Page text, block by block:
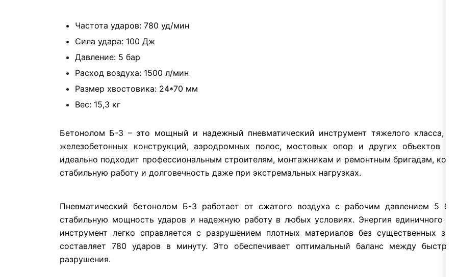
Частота ударов: 780 уд/мин
Сила удара: 100 Дж
Давление: 5 бар
Расход воздуха: 1500 л/мин
Размер хвостовика: 24*70 мм
Вес: 15,3 кг
Бетонолом Б-3 – это мощный и надежный пневматический инструмент тяжелого класса,
железобетонных конструкций, аэродромных полос, мостовых опор и других объектов с
идеально подходит профессиональным строителям, монтажникам и ремонтным бригадам,
стабильную работу и долговечность даже при экстремальных нагрузках.
Пневматический бетонолом Б-3 работает от сжатого воздуха с рабочим давлением 5
стабильную мощность ударов и надежную работу в любых условиях. Энергия единичного
инструмент легко справляется с разрушением плотных материалов без существенных
составляет 780 ударов в минуту. Это обеспечивает оптимальный баланс между
разрушения.